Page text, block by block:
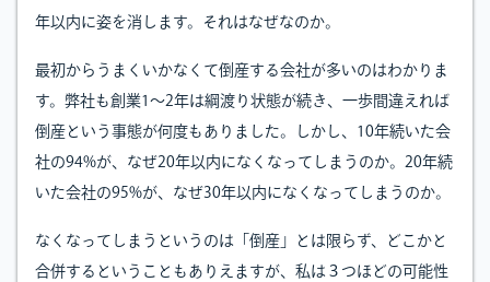
年以内に姿を消します。それはなぜなのか。
最初からうまくいかなくて倒産する会社が多いのはわかりま
す。弊社も創業1～2年は綱渡り状態が続き、一歩間違えれば
倒産という事態が何度もありました。しかし、10年続いた会
社の94%が、なぜ20年以内になくなってしまうのか。20年続
いた会社の95%が、なぜ30年以内になくなってしまうのか。
なくなってしまうというのは「倒産」とは限らず、どこかと
合併するということもありえますが、私は３つほどの可能性